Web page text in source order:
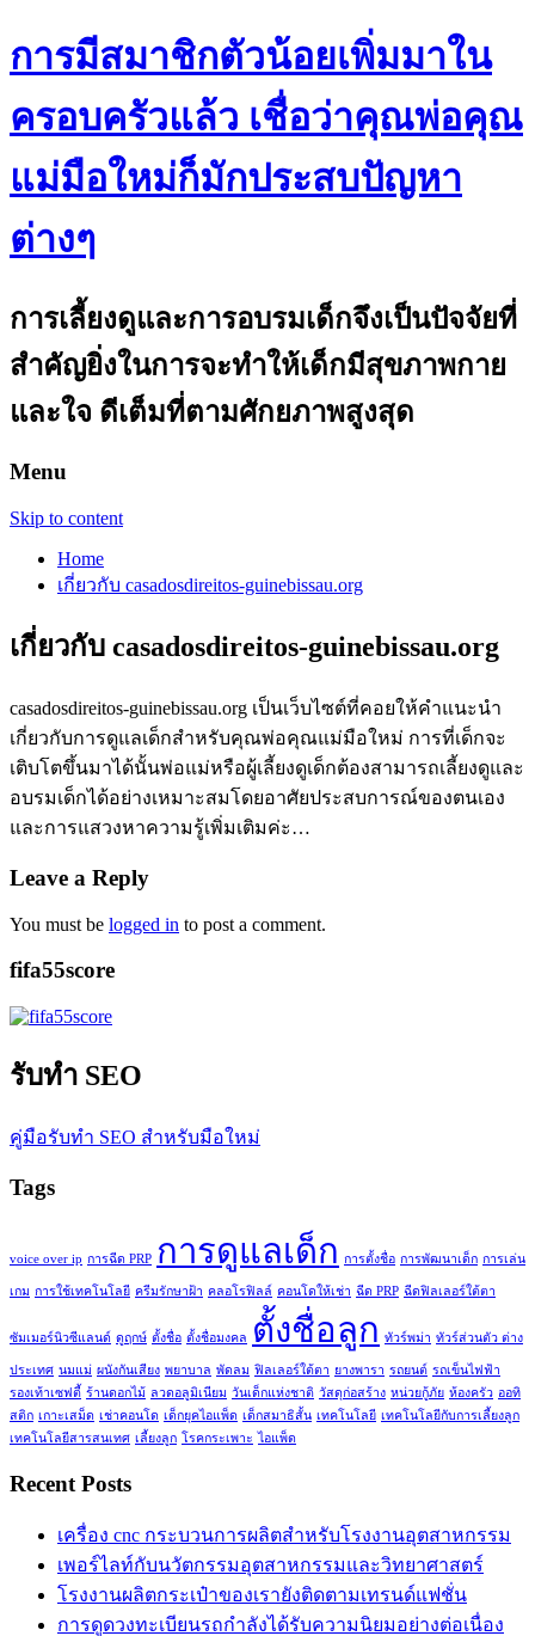
การมีสมาชิกตัวน้อยเพิ่มมาใน
ครอบครัวแล้ว เชื่อว่าคุณพ่อคุณ
แม่มือใหม่ก็มักประสบปัญหา
ต่างๆ
การเลี้ยงดูและการอบรมเด็กจึงเป็นปัจจัยที่
สำคัญยิ่งในการจะทำให้เด็กมีสุขภาพกาย
และใจ ดีเต็มที่ตามศักยภาพสูงสุด
Menu
Skip to content
Home
เกี่ยวกับ casadosdireitos-guinebissau.org
เกี่ยวกับ casadosdireitos-guinebissau.org
casadosdireitos-guinebissau.org เป็นเว็บไซต์ที่คอยให้คำแนะนำ
เกี่ยวกับการดูแลเด็กสำหรับคุณพ่อคุณแม่มือใหม่ การที่เด็กจะ
เติบโตขึ้นมาได้นั้นพ่อแม่หรือผู้เลี้ยงดูเด็กต้องสามารถเลี้ยงดูและ
อบรมเด็กได้อย่างเหมาะสมโดยอาศัยประสบการณ์ของตนเอง
และการแสวงหาความรู้เพิ่มเติมค่ะ…
Leave a Reply
You must be logged in to post a comment.
fifa55score
รับทำ SEO
คู่มือรับทำ SEO สำหรับมือใหม่
Tags
voice over ip การฉีด PRP การดูแลเด็ก การตั้งชื่อ การพัฒนาเด็ก การเล่น
เกม การใช้เทคโนโลยี ครีมรักษาฝ้า คลอโรฟิลล์ คอนโดให้เช่า ฉีด PRP ฉีดฟิลเลอร์ใต้ตา
ซัมเมอร์นิวซีแลนด์ ดูฤกษ์ ตั้งชื่อ ตั้งชื่อมงคล ตั้งชื่อลูก ทัวร์พม่า ทัวร์ส่วนตัว ต่าง
ประเทศ นมแม่ ผนังกันเสียง พยาบาล พัดลม ฟิลเลอร์ใต้ตา ยางพารา รถยนต์ รถเข็นไฟฟ้า
รองเท้าเซฟตี้ ร้านดอกไม้ ลวดอลูมิเนียม วันเด็กแห่งชาติ วัสดุก่อสร้าง หน่วยกู้ภัย ห้องครัว ออทิ
สติก เกาะเสม็ด เช่าคอนโด เด็กยุคไอแพ็ด เด็กสมาธิสั้น เทคโนโลยี เทคโนโลยีกับการเลี้ยงลูก
เทคโนโลยีสารสนเทศ เลี้ยงลูก โรคกระเพาะ ไอแพ็ด
Recent Posts
เครื่อง cnc กระบวนการผลิตสำหรับโรงงานอุตสาหกรรม
เพอร์ไลท์กับนวัตกรรมอุตสาหกรรมและวิทยาศาสตร์
โรงงานผลิตกระเป๋าของเรายังติดตามเทรนด์แฟชั่น
การดูดวงทะเบียนรถกำลังได้รับความนิยมอย่างต่อเนื่อง